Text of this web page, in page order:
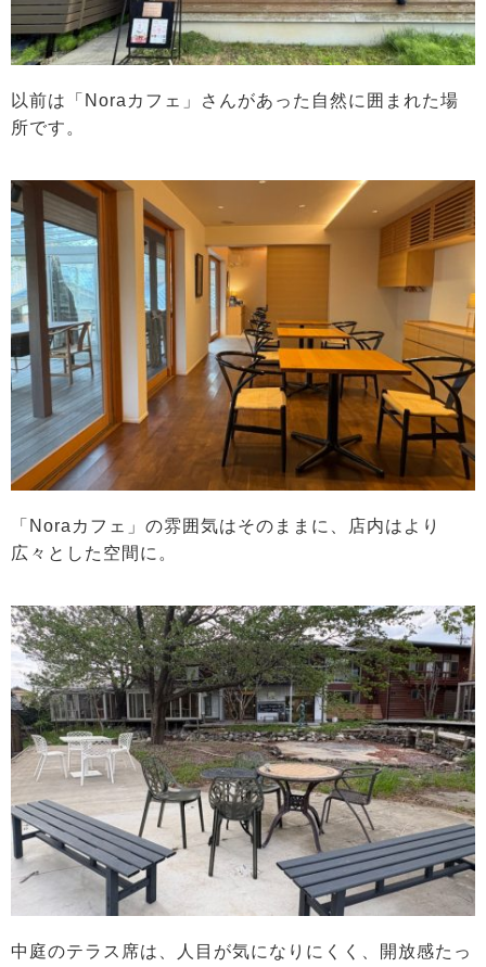
以前は「Noraカフェ」さんがあった自然に囲まれた場
所です。
「Noraカフェ」の雰囲気はそのままに、店内はより
広々とした空間に。
中庭のテラス席は、人目が気になりにくく、開放感たっ